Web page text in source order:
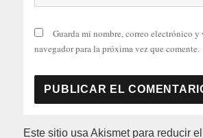
Guarda mi nombre, correo electrónico y
navegador para la próxima vez que comente.
Este sitio usa Akismet para reducir